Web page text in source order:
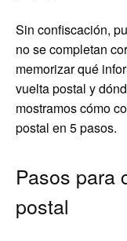
Sin confiscación,
no se completan
memorizar qué
vuelta postal y
mostramos cómo
postal en 5 pasos.
Pasos para
postal